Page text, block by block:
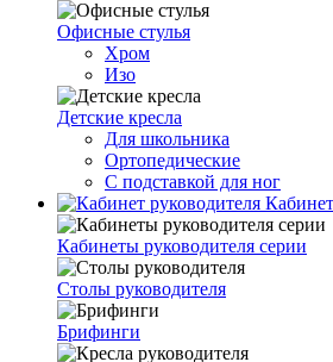
Офисные стулья
Хром
Изо
Детские кресла
Для школьника
Ортопедические
С подставкой для ног
Кабинеты руководителя серии
Столы руководителя
Брифинги